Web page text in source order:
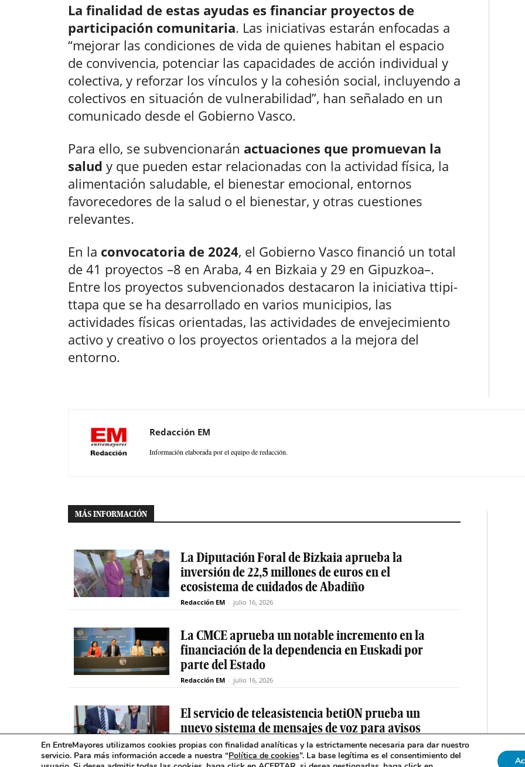
La finalidad de estas ayudas es financiar proyectos de
participación comunitaria. Las iniciativas estarán enfocadas a
“mejorar las condiciones de vida de quienes habitan el espacio
de convivencia, potenciar las capacidades de acción individual y
colectiva, y reforzar los vínculos y la cohesión social, incluyendo a
colectivos en situación de vulnerabilidad”, han señalado en un
comunicado desde el Gobierno Vasco.
Para ello, se subvencionarán actuaciones que promuevan la
salud y que pueden estar relacionadas con la actividad física, la
alimentación saludable, el bienestar emocional, entornos
favorecedores de la salud o el bienestar, y otras cuestiones
relevantes.
En la convocatoria de 2024, el Gobierno Vasco financió un total
de 41 proyectos –8 en Araba, 4 en Bizkaia y 29 en Gipuzkoa–.
Entre los proyectos subvencionados destacaron la iniciativa ttipi-
ttapa que se ha desarrollado en varios municipios, las
actividades físicas orientadas, las actividades de envejecimiento
activo y creativo o los proyectos orientados a la mejora del
entorno.
Redacción EM
Información elaborada por el equipo de redacción.
MÁS INFORMACIÓN
La Diputación Foral de Bizkaia aprueba la
inversión de 22,5 millones de euros en el
ecosistema de cuidados de Abadiño
Redacción EM - julio 16, 2026
La CMCE aprueba un notable incremento en la
financiación de la dependencia en Euskadi por
parte del Estado
Redacción EM - julio 16, 2026
El servicio de teleasistencia betiON prueba un
nuevo sistema de mensajes de voz para avisos
excepcionales
Redacción EM - julio 15, 2026
En EntreMayores utilizamos cookies propias con finalidad analíticas y la estrictamente necesaria para dar nuestro
servicio. Para más información accede a nuestra “Política de cookies”. La base legítima es el consentimiento del